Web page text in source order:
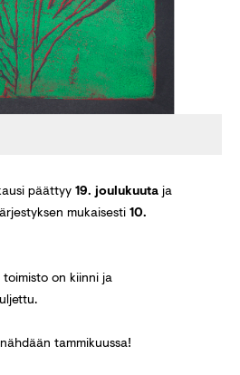
päättyy19. joulukuutaja
mukaisesti10.
on kiinni ja
tammikuussa!